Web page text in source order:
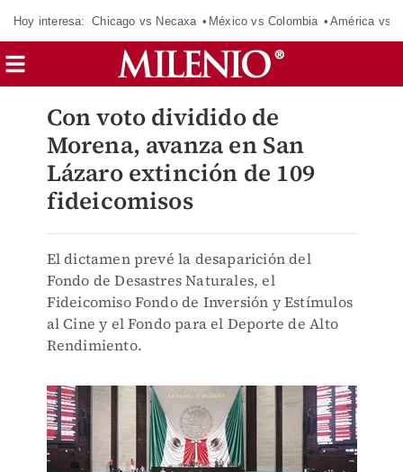
Hoy interesa: Chicago vs Necaxa México vs Colombia América vs
Con voto dividido de
Morena, avanza en San
Lázaro extinción de 109
fideicomisos
El dictamen prevé la desaparición del
Fondo de Desastres Naturales, el
Fideicomiso Fondo de Inversión y Estímulos
al Cine y el Fondo para el Deporte de Alto
Rendimiento.